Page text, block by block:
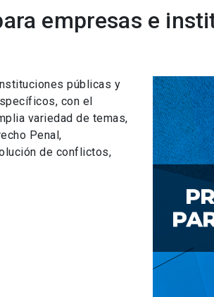
empresas e
públicas y
con el
variedad de temas,
Penal,
de conflictos,